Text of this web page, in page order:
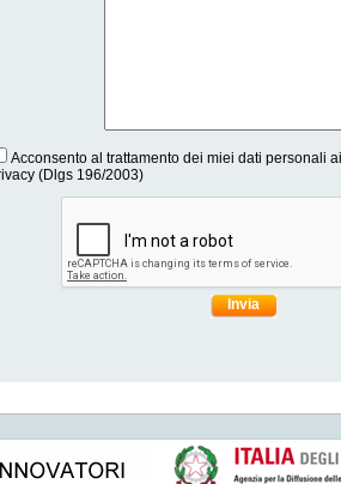
Acconsento al trattamento dei miei dati personali
(Dlgs 196/2003)
Invia